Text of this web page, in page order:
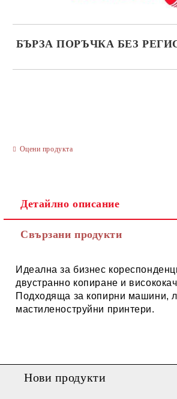
БЪРЗА ПОРЪЧКА БЕЗ
Оцени продукта
Детайлно описание
Свързани продукти
Идеална за бизнес
двустранно копиране и
Подходяща за копирни машини,
мастиленоструйни принтери.
Нови продукти